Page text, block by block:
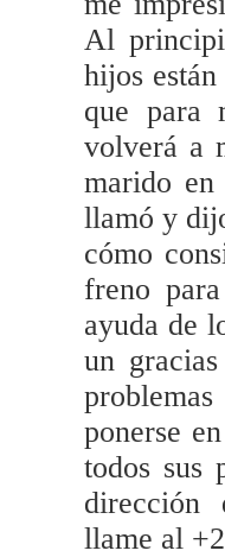
Al
hijos
que para
volverá a
marido en
llamó y
cómo
freno
ayuda de
un
ponerse
todos sus
dirección
llame al